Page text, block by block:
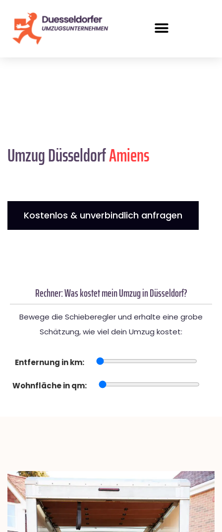
Umzug DüsseldorfAmiens
Kostenlos & unverbindlich anfragen
Rechner: Was kostet mein Umzug in Düsseldorf?
Bewege die Schieberegler und erhalte eine grobe
Schätzung, wie viel dein Umzug kostet:
Entfernung in km:
Wohnfläche in qm: